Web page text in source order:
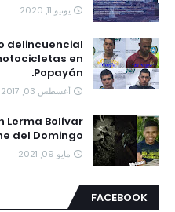
يونيو 11, 2020
delincuencial
en
Popayán.
أغسطس 03, 2017
Lerma Bolívar
del Domingo.
مايو 09, 2021
FACEBOOK